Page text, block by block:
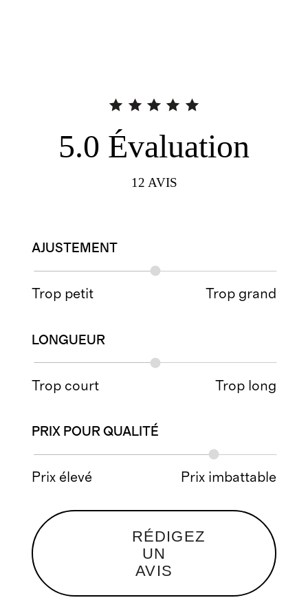
5.0 Évaluation
12 AVIS
AJUSTEMENT
Trop petit Trop grand
LONGUEUR
Trop court Trop long
PRIX POUR QUALITÉ
Prix élevé Prix imbattable
RÉDIGEZ
UN
AVIS